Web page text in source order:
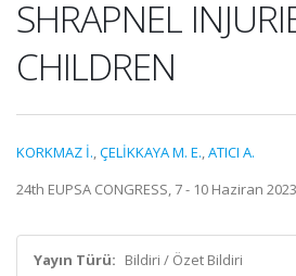
SHRAPNEL
CHILDREN
KORKMAZ İ.,ÇELİKKAYA M. E.,ATICI A.
24th EUPSA CONGRESS, 7 - 10 Haziran
Yayın Türü: Bildiri / Özet Bildiri